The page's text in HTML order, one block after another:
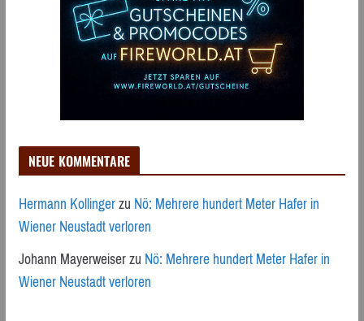
NEUE KOMMENTARE
Hermann KollingerzuNö: Mehrere hundert Meter Hafer in
Wiener Neustadt verloren
Johann MayerweiserzuNö: Mehrere hundert Meter Hafer in
Wiener Neustadt verloren